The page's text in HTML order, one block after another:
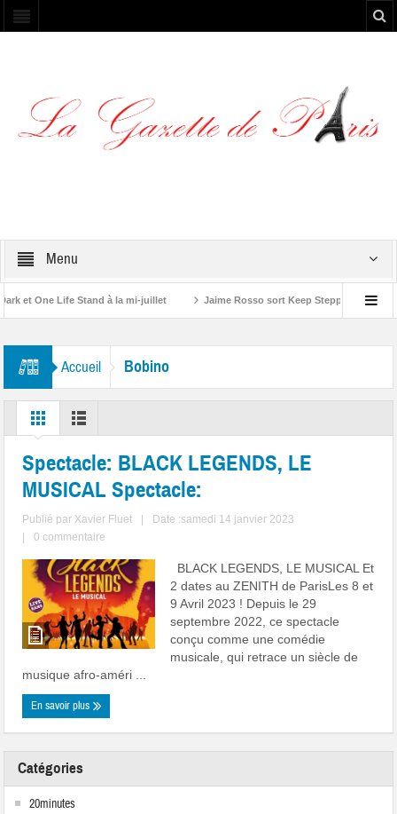
Menu
et One Life Stand à la mi-juillet Jaime Rosso sort Keep Stepping, son
Accueil Bobino
Spectacle: BLACK LEGENDS, LE
MUSICALSpectacle:
Publié par Xavier Fluet
Date :samedi 14 janvier 2023
0 commentaire
BLACK LEGENDS, LE MUSICAL Et
2 dates au ZENITH de ParisLes 8 et
9 Avril 2023 ! Depuis le 29
septembre 2022, ce spectacle
conçu comme une comédie
musicale, qui retrace un siècle de
musique afro-améri ...
En savoir plus
Catégories
20minutes